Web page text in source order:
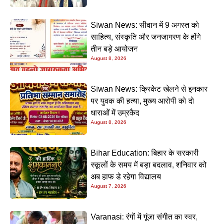
Siwan News: सीवान में 9 अगस्त को
साहित्य, संस्कृति और जनजागरण के होंगे
तीन बड़े आयोजन
August 8, 2026
Siwan News: क्रिकेट खेलने से इनकार
पर युवक की हत्या, मुख्य आरोपी को दो
धाराओं में उम्रकैद
August 8, 2026
Bihar Education: बिहार के सरकारी
स्कूलों के समय में बड़ा बदलाव, शनिवार को
अब हाफ डे रहेगा विद्यालय
August 7, 2026
Varanasi: रंगों में गूंजा संगीत का स्वर,